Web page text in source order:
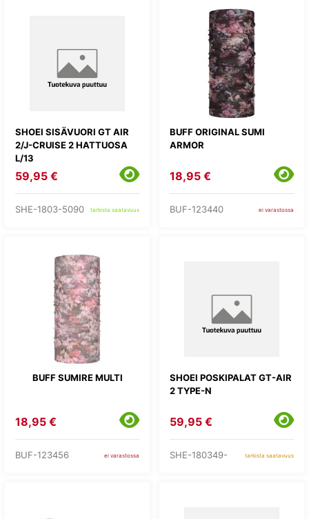
SHOEI SISÄVUORI GT AIR
2/J-CRUISE 2 HATTUOSA
L/13
59,95 €
SHE-1803-5090 tarkista saatavuus
BUFF ORIGINAL SUMI
ARMOR
18,95 €
BUF-123440 ei varastossa
BUFF SUMIRE MULTI
18,95 €
BUF-123456 ei varastossa
SHOEI POSKIPALAT GT-AIR
2 TYPE-N
59,95 €
SHE-180349- tarkista saatavuus